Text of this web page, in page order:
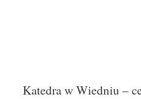
Katedra w Wiedniu –